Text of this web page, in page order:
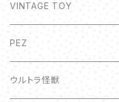
VINTAGE TOY
ボトルキャップ
PEZ
ウルトラ怪獣